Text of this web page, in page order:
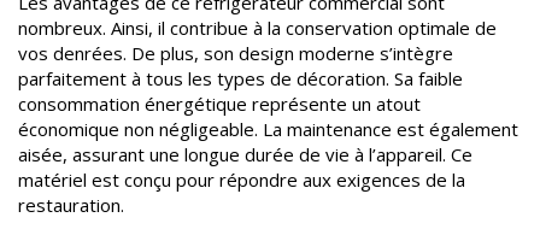
nombreux. Ainsi, il contribue à la conservation optimale de
vos denrées. De plus, son design moderne s’intègre
parfaitement à tous les types de décoration. Sa faible
consommation énergétique représente un atout
économique non négligeable. La maintenance est également
aisée, assurant une longue durée de vie à l’appareil. Ce
matériel est conçu pour répondre aux exigences de la
restauration.